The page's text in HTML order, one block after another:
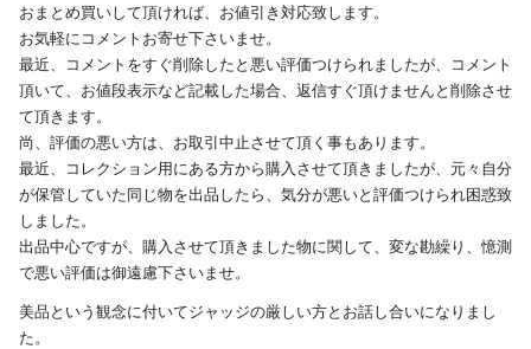
おまとめ買いして頂ければ、お値引き対応致します。
お気軽にコメントお寄せ下さいませ。
最近、コメントをすぐ削除したと悪い評価つけられましたが、コメント
頂いて、お値段表示など記載した場合、返信すぐ頂けませんと削除させ
て頂きます。
尚、評価の悪い方は、お取引中止させて頂く事もあります。
最近、コレクション用にある方から購入させて頂きましたが、元々自分
が保管していた同じ物を出品したら、気分が悪いと評価つけられ困惑致
しました。
出品中心ですが、購入させて頂きました物に関して、変な勘繰り、憶測
で悪い評価は御遠慮下さいませ。
美品という観念に付いてジャッジの厳しい方とお話し合いになりまし
た。